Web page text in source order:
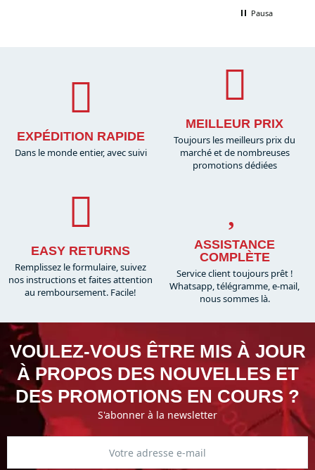
Pausa
EXPÉDITION RAPIDE
Dans le monde entier, avec suivi
MEILLEUR PRIX
Toujours les meilleurs prix du
marché et de nombreuses
promotions dédiées
EASY RETURNS
Remplissez le formulaire, suivez
nos instructions et faites attention
au remboursement. Facile!
ASSISTANCE
COMPLÈTE
Service client toujours prêt !
Whatsapp, télégramme, e-mail,
nous sommes là.​
VOULEZ-VOUS ÊTRE MIS À JOUR
À PROPOS DES NOUVELLES ET
DES PROMOTIONS EN COURS ?
S'abonner à la newsletter